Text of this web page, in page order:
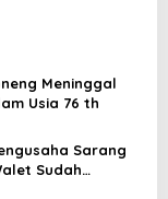
Meninggal
Usia 76 th
Sarang
Sudah